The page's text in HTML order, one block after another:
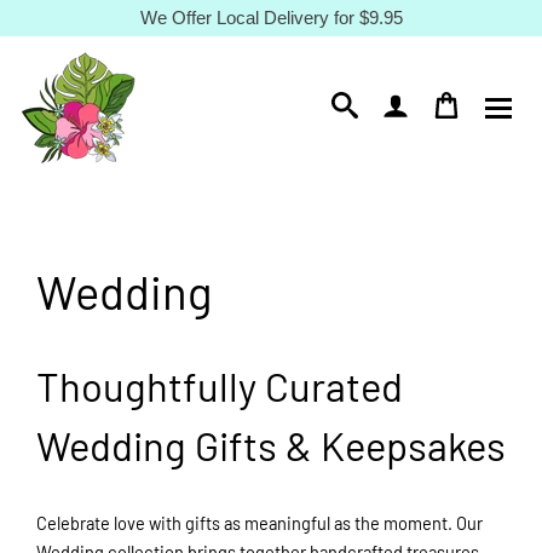
au
contenu
We Offer Local Delivery for $9.95
Wedding
Thoughtfully Curated
Wedding Gifts & Keepsakes
Celebrate love with gifts as meaningful as the moment. Our